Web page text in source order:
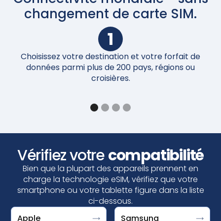
changement de carte SIM.
1
Choisissez votre destination et votre forfait de
données parmi plus de 200 pays, régions ou
croisières.
Votre appareil est compatible eSIM si vous voyez
Un Google Pixel est compatible eSIM si vous voyez
Vérifiez votrecompatibilité
Bien que la plupart des appareils prennent en
charge la technologie eSIM, vérifiez que votre
smartphone ou votre tablette figure dans la liste
ci-dessous.
Apple
Samsung